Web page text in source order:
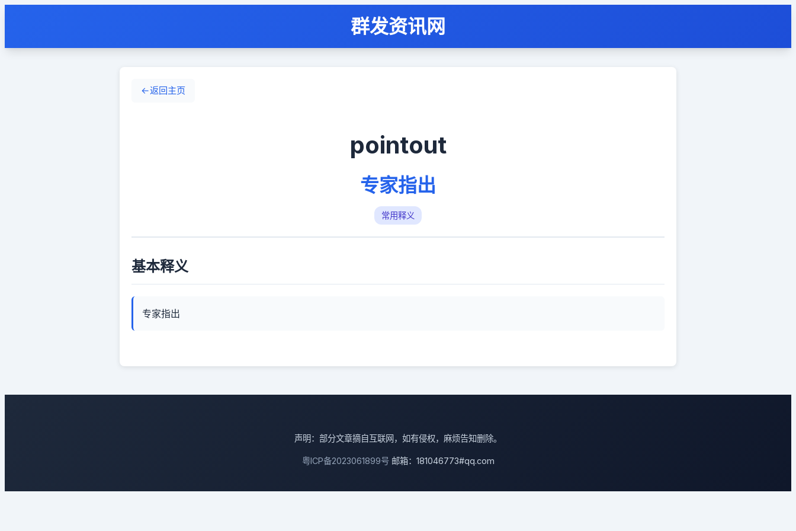
群发资讯网
←返回主页
pointout
专家指出
常用释义
基本释义
专家指出
声明：部分文章摘自互联网，如有侵权，麻烦告知删除。
粤ICP备2023061899号邮箱：181046773#qq.com